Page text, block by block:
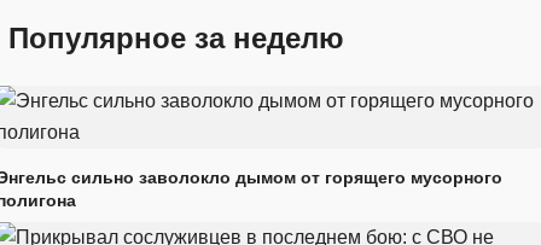
Популярное за неделю
сильно заволокло дымом от горящего мусорного